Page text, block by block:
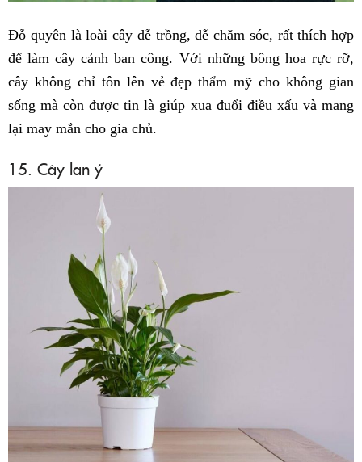
Đỗ quyên là loài cây dễ trồng, dễ chăm sóc, rất thích hợp
để làm cây cảnh ban công. Với những bông hoa rực rỡ,
cây không chỉ tôn lên vẻ đẹp thẩm mỹ cho không gian
sống mà còn được tin là giúp xua đuổi điều xấu và mang
lại may mắn cho gia chủ.
15. Cây lan ý